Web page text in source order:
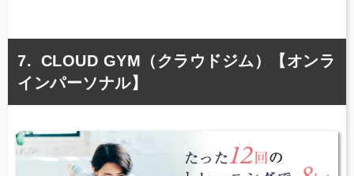
CLOUD GYM（クラウドジム）【オンラ
インパーソナル】